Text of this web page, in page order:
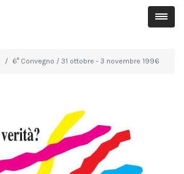
6° Convegno / 31 ottobre - 3 novembre 1996